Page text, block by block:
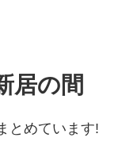
居の間
とめています!